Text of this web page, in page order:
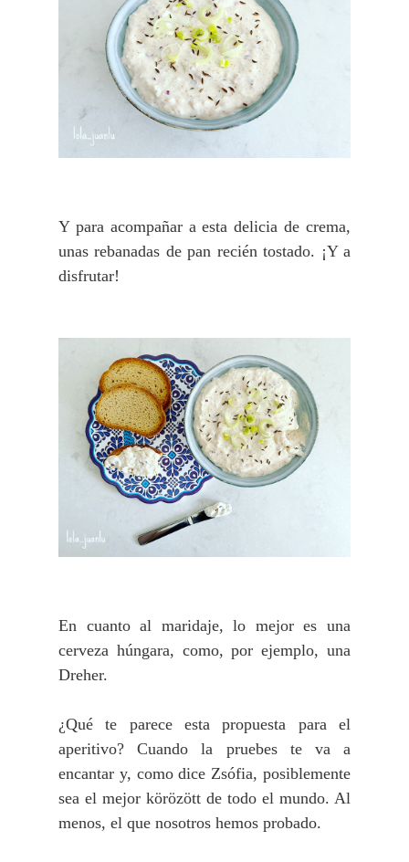
Y para acompañar a esta delicia de crema,
unas rebanadas de pan recién tostado. ¡Y a
disfrutar!
En cuanto al maridaje, lo mejor es una
cerveza húngara, como, por ejemplo, una
Dreher.
¿Qué te parece esta propuesta para el
aperitivo? Cuando la pruebes te va a
encantar y, como dice Zsófia, posiblemente
sea el mejor körözött de todo el mundo. Al
menos, el que nosotros hemos probado.